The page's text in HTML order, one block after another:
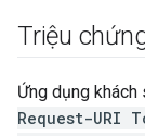
Triệu
Ứng dụng
Request-URI